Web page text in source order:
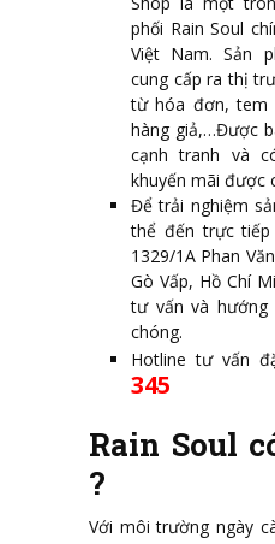
phối Rain Soul
Việt Nam. Sản
cung cấp ra thị
từ hóa đơn, tem
hàng giả,…Được
cạnh tranh và
khuyến mãi được
Để trải nghiệm
thể đến trực
1329/1A Phan
Gò Vấp, Hồ Chí
tư vấn và hướng
chóng.
Hotline tư vấn
345
Rain Soul
?
Với môi trường ngày